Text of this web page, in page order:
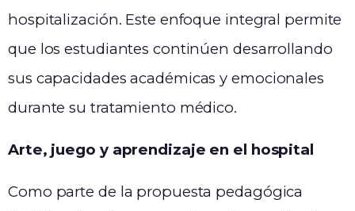
hospitalización. Este enfoque integral permite
que los estudiantes continúen desarrollando
sus capacidades académicas y emocionales
durante su tratamiento médico.
Arte, juego y aprendizaje en el hospital
Como parte de la propuesta pedagógica